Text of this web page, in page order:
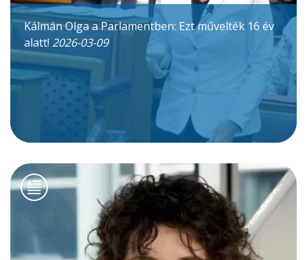
Kálmán Olga a Parlamentben: Ezt művelték 16 év
alatt! 2026-03-09